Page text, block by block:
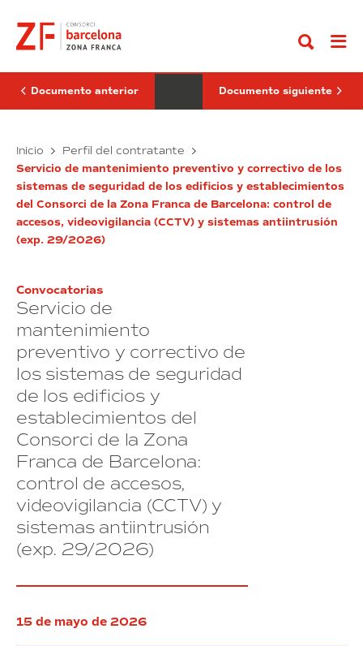
contenido
para
la
ejecución
obras
de
mantenimiento
de
los
edificios
propiedad
del
de
Franca
de
Barcelona
Documento anterior
out-
door
Franca
Barcelona
(exp.
27/2026)
Documento siguiente
Inicio Perfil del contratante
Servicio de mantenimiento preventivo y correctivo de los
sistemas de seguridad de los edificios y establecimientos
del Consorci de la Zona Franca de Barcelona: control de
accesos, videovigilancia (CCTV) y sistemas antiintrusión
(exp. 29/2026)
Convocatorias
Servicio de
mantenimiento
preventivo y correctivo de
los sistemas de seguridad
de los edificios y
establecimientos del
Consorci de la Zona
Franca de Barcelona:
control de accesos,
videovigilancia (CCTV) y
sistemas antiintrusión
(exp. 29/2026)
15 de mayo de 2026
marco
para
la
ejecución
de
obras
reparación,
conservación
mantenimiento
de
los
propiedad
del
Consorcio
de
la
Zona
Franca
de
Barcelona
mantenimiento
de
pantallas
led
Franca
de